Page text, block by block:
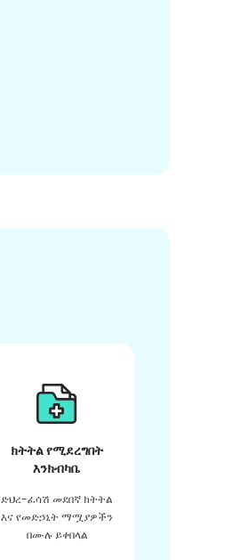
ክትትል የሚደረግበት
እንክብካቤ
ድህረ-ፈሳሽ መደበኛ ክትትል
እና የመድኃኒት ማሟያዎችን
በሙሉ ይቀበላል